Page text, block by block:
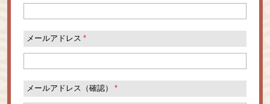
メールアドレス *
メールアドレス（確認） *